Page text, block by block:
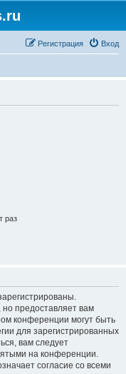
Вход
Регистрация
раз
но предоставляет вам
конференции могут быть
для зарегистрированных
вам следует
на конференции.
согласие со всеми